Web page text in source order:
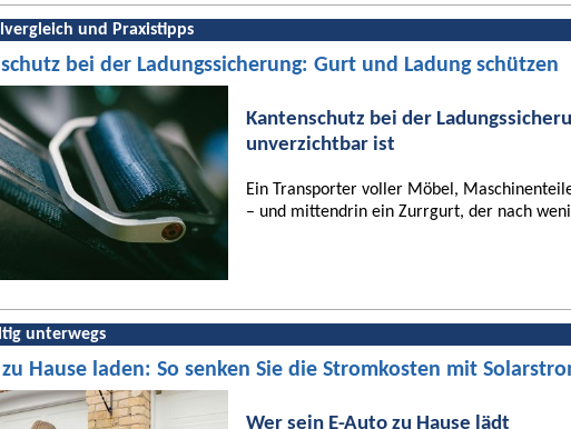
und Praxistipps
bei der Ladungssicherung: Gurt und Ladung schützen
Kantenschutz bei der
unverzichtbar ist
Ein Transporter voller Möbel,
– und mittendrin ein Zurrgurt, der nach
unterwegs
Hause laden: So senken Sie die Stromkosten mit
Wer sein E-Auto zu Hause lädt